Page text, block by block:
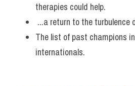
therapies could help.
...a return to the turbulence
The list of past champions
internationals.